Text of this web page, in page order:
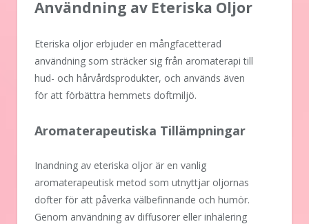
Användning av Eteriska Oljor
Eteriska oljor erbjuder en mångfacetterad
användning som sträcker sig från aromaterapi till
hud- och hårvårdsprodukter, och används även
för att förbättra hemmets doftmiljö.
Aromaterapeutiska Tillämpningar
Inandning av eteriska oljor är en vanlig
aromaterapeutisk metod som utnyttjar oljornas
dofter för att påverka välbefinnande och humör.
Genom användning av diffusorer eller inhälering